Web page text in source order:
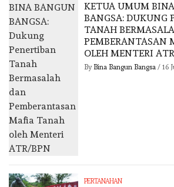
KETUA UMUM
BANGSA: DUKUNG
TANAH
PEMBERANTASAN
OLEH MENTERI
By Bina Bangun Bangsa/ 16
PERTANAHAN